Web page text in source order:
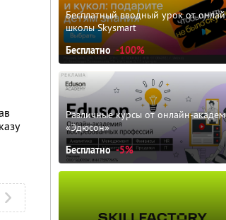
Бесплатный вводный урок от
школы Skysmart
Бесплатно -100%
Различные курсы от онлайн-
«Эдюсон»
Бесплатно -5%